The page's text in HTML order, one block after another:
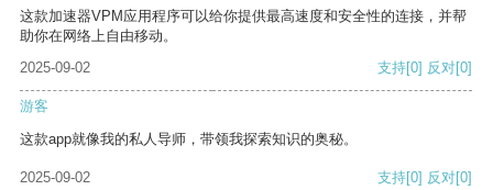
这款加速器VPM应用程序可以给你提供最高速度和安全性的连接，并帮
助你在网络上自由移动。
2025-09-02
支持[0] 反对[0]
游客
这款app就像我的私人导师，带领我探索知识的奥秘。
2025-09-02 支持[0] 反对[0]